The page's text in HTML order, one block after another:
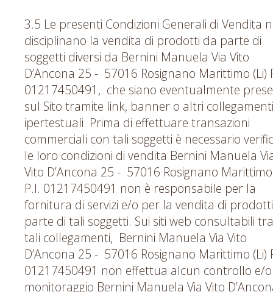
3.5 Le presenti Condizioni Generali di Vendita
disciplinano la vendita di prodotti da parte di
soggetti diversi da Bernini Manuela Via Vito
D’Ancona 25 - 57016 Rosignano Marittimo (Li)
01217450491, che siano eventualmente
sul Sito tramite link, banner o altri collegamenti
ipertestuali. Prima di effettuare transazioni
commerciali con tali soggetti è necessario
le loro condizioni di vendita Bernini Manuela
Vito D’Ancona 25 - 57016 Rosignano Marittimo
P.I. 01217450491 non è responsabile per la
fornitura di servizi e/o per la vendita di
parte di tali soggetti. Sui siti web consultabili
tali collegamenti, Bernini Manuela Via Vito
D’Ancona 25 - 57016 Rosignano Marittimo (Li)
01217450491 non effettua alcun controllo e/o
monitoraggio Bernini Manuela Via Vito